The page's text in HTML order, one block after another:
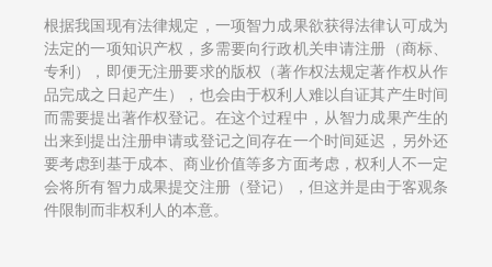
根据我国现有法律规定，一项智力成果欲获得法律认可成为
法定的一项知识产权，多需要向行政机关申请注册（商标、
专利），即便无注册要求的版权（著作权法规定著作权从作
品完成之日起产生），也会由于权利人难以自证其产生时间
而需要提出著作权登记。在这个过程中，从智力成果产生的
出来到提出注册申请或登记之间存在一个时间延迟，另外还
要考虑到基于成本、商业价值等多方面考虑，权利人不一定
会将所有智力成果提交注册（登记），但这并是由于客观条
件限制而非权利人的本意。